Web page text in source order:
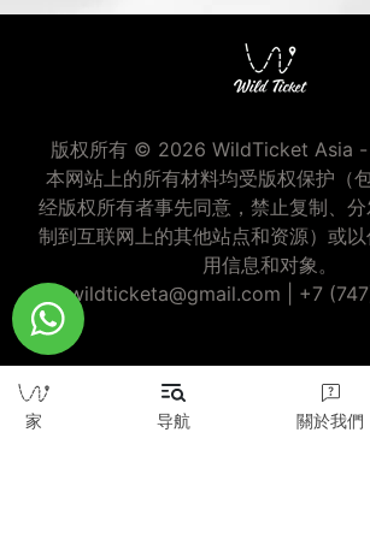
版权所有 © 2026 WildTicket Asia -
本网站上的所有材料均受版权保护（
经版权所有者事先同意，禁止复制、
制到互联网上的其他站点和资源）或
用信息和对象。
wildticketa@gmail.com
+7
家 导航 關於我們